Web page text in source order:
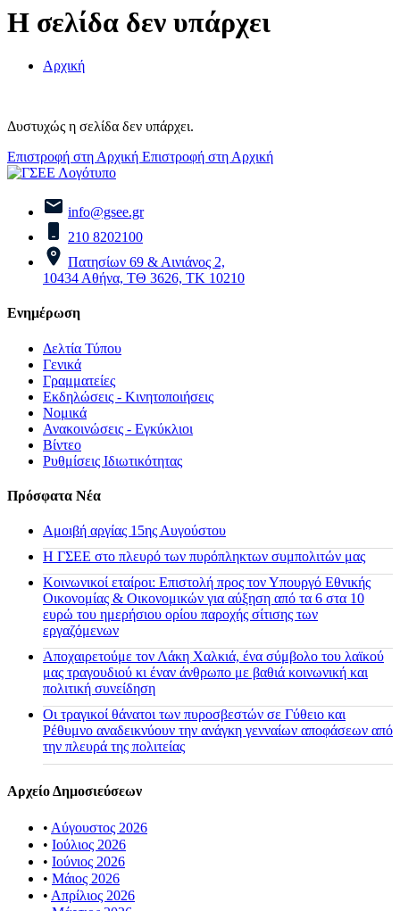
Η σελίδα δεν υπάρχει
Αρχική
Δυστυχώς η σελίδα δεν υπάρχει.
Επιστροφή στη Αρχική Επιστροφή στη Αρχική
info@gsee.gr
210 8202100
Πατησίων 69 & Αινιάνος 2,
10434 Αθήνα, ΤΘ 3626, ΤΚ 10210
Ενημέρωση
Δελτία Τύπου
Γενικά
Γραμματείες
Εκδηλώσεις - Κινητοποιήσεις
Νομικά
Ανακοινώσεις - Εγκύκλιοι
Βίντεο
Ρυθμίσεις Ιδιωτικότητας
Πρόσφατα Νέα
Αμοιβή αργίας 15ης Αυγούστου
H ΓΣΕΕ στο πλευρό των πυρόπληκτων συμπολιτών μας
Κοινωνικοί εταίροι: Επιστολή προς τον Υπουργό Εθνικής
Οικονομίας & Οικονομικών για αύξηση από τα 6 στα 10
ευρώ του ημερήσιου ορίου παροχής σίτισης των
εργαζόμενων
Αποχαιρετούμε τον Λάκη Χαλκιά, ένα σύμβολο του λαϊκού
μας τραγουδιού κι έναν άνθρωπο με βαθιά κοινωνική και
πολιτική συνείδηση
Οι τραγικοί θάνατοι των πυροσβεστών σε Γύθειο και
Ρέθυμνο αναδεικνύουν την ανάγκη γενναίων αποφάσεων από
την πλευρά της πολιτείας
Αρχείο Δημοσιεύσεων
• Αύγουστος 2026
• Ιούλιος 2026
• Ιούνιος 2026
• Μάιος 2026
• Απρίλιος 2026